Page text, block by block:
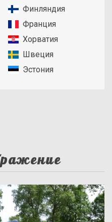
Финляндия
Франция
Хорватия
Швеция
Эстония